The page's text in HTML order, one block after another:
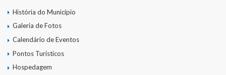
História do Município
Galeria de Fotos
Calendário de Eventos
Pontos Turísticos
Hospedagem